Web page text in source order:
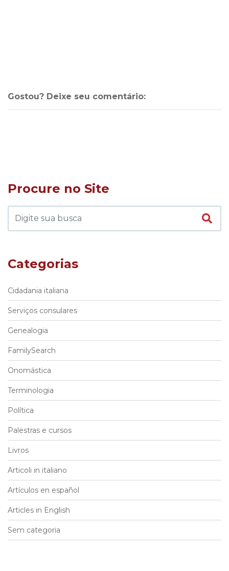
Gostou? Deixe seu comentário:
Procure no Site
Categorias
Cidadania italiana
Serviços consulares
Genealogia
FamilySearch
Onomástica
Terminologia
Política
Palestras e cursos
Livros
Articoli in italiano
Artículos en español
Articles in English
Sem categoria